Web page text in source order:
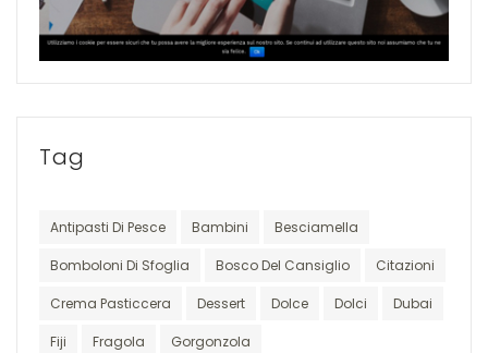
Tag
Antipasti Di Pesce Bambini Besciamella
Bomboloni Di Sfoglia Bosco Del Cansiglio Citazioni
Crema Pasticcera Dessert Dolce Dolci Dubai
Fiji Fragola Gorgonzola